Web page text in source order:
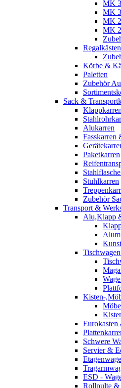
MK
MK
MK
MK
Regalkästen
Körbe &
Paletten
Zubehör
Sack &
Alukarren
Fasskarren
Paketkarren
Stuhlkarren
Zubehör
Transport &
Alu,Klapp
Kisten-
Eurokasten
Schwere
Servier &
ESD -
Rollpulte &